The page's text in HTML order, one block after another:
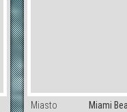
Miasto
Miami